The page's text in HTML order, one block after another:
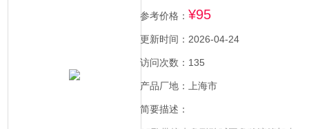
参考价格： ¥95
更新时间：2026-04-24
访问次数：135
产品厂地：上海市
简要描述：